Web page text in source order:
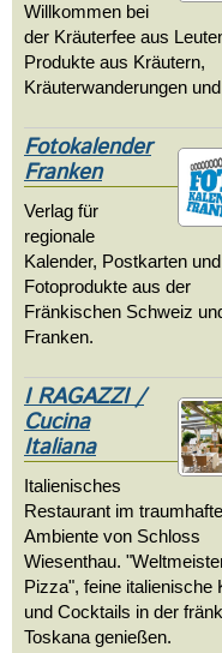
Willkommen bei
der Kräuterfee aus
Produkte aus Kräutern,
Kräuterwanderungen
Fotokalender
Franken
Verlag für
regionale
Kalender, Postkarten und
Fotoprodukte aus der
Fränkischen Schweiz
Franken.
I RAGAZZI /
Cucina
Italiana
Italienisches
Restaurant im
Ambiente von Schloss
Wiesenthau.
Pizza", feine italienische
und Cocktails in der
Toskana genießen.